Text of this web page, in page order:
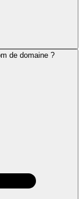
de domaine ?